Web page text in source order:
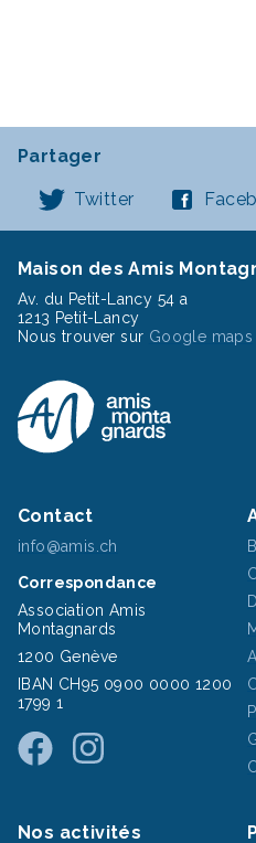
Partager
Twitter
Maison des Amis
Av. du Petit-Lancy 54 a
1213 Petit-Lancy
Nous trouver sur Google maps
Contact
info@amis.ch
Correspondance
Association Amis
Montagnards
1200 Genève
IBAN CH95 0900 0000 1200
1799 1
Nos activités